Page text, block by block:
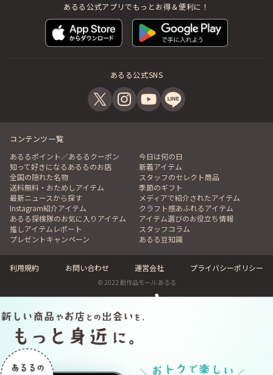
あるる公式アプリでもっとお得＆便利に！
あるる公式SNS
コンテンツ一覧
あるるポイント／あるるクーポン
今日は何の日
知って好きになるあるるのお店
新着アイテム
全国の隠れた名物
スタッフのセレクト商品
送料無料・おためしアイテム
季節のギフト
最新ニュースから探す
メディアで紹介されたアイテム
Instagram紹介アイテム
クラフト感あふれるアイテム
あるる探検隊のお気に入りアイテム
アイテム選びのお役立ち情報
推しアイテムレポート
スタッフコラム
プレゼントキャンペーン
あるる豆知識
利用規約 お問い合わせ 運営会社 プライバシーポリシー
© 2022 創作品モール あるる